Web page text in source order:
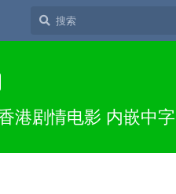
港剧情电影 内嵌中字